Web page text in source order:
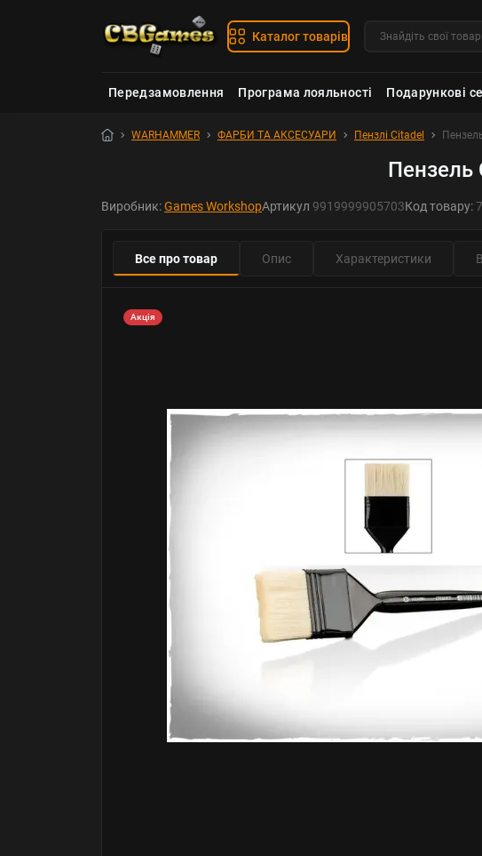
Каталог товарів
Передзамовлення Програма лояльності Подарункові
WARHAMMER ФАРБИ ТА АКСЕСУАРИ Пензлі Citadel
Пензель
Виробник:Games WorkshopАртикул 9919999905703Код товару:
Все про товар Опис Характеристики
Акція